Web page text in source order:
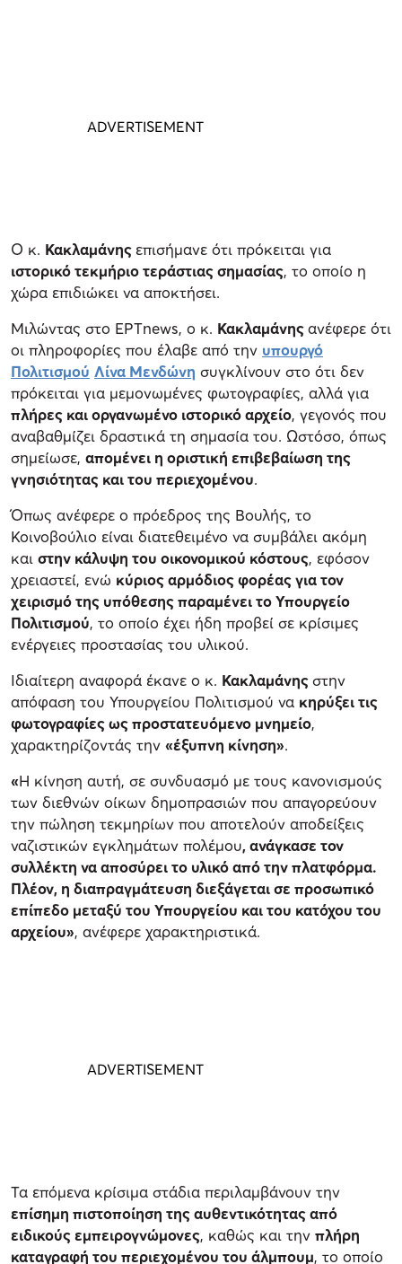
Ο κ. Κακλαμάνης επισήμανε ότι πρόκειται για
ιστορικό τεκμήριο τεράστιας σημασίας, το οποίο η
χώρα επιδιώκει να αποκτήσει.
Μιλώντας στο ΕΡΤnews, ο κ. Κακλαμάνηςανέφερε ότι
οι πληροφορίες που έλαβε από την υπουργό
Πολιτισμού Λίνα Μενδώνη συγκλίνουν στο ότι δεν
πρόκειται για μεμονωμένες φωτογραφίες, αλλά για
πλήρες και οργανωμένο ιστορικό αρχείο, γεγονός που
αναβαθμίζει δραστικά τη σημασία του. Ωστόσο, όπως
σημείωσε, απομένει η οριστική επιβεβαίωση της
γνησιότητας και του περιεχομένου.
Όπως ανέφερε ο πρόεδρος της Βουλής, το
Κοινοβούλιο είναι διατεθειμένο να συμβάλει ακόμη
και στην κάλυψη του οικονομικού κόστους, εφόσον
χρειαστεί, ενώ κύριος αρμόδιος φορέας για τον
χειρισμό της υπόθεσης παραμένει το Υπουργείο
Πολιτισμού, το οποίο έχει ήδη προβεί σε κρίσιμες
ενέργειες προστασίας του υλικού.
Ιδιαίτερη αναφορά έκανε ο κ. Κακλαμάνηςστην
απόφαση του Υπουργείου Πολιτισμού να κηρύξει τις
φωτογραφίες ως προστατευόμενο μνημείο,
χαρακτηρίζοντάς την «έξυπνη κίνηση».
«Η κίνηση αυτή, σε συνδυασμό με τους κανονισμούς
των διεθνών οίκων δημοπρασιών που απαγορεύουν
την πώληση τεκμηρίων που αποτελούν αποδείξεις
ναζιστικών εγκλημάτων πολέμου, ανάγκασε τον
συλλέκτη να αποσύρει το υλικό από την πλατφόρμα.
Πλέον, η διαπραγμάτευση διεξάγεται σε προσωπικό
επίπεδο μεταξύ του Υπουργείου και του κατόχου του
αρχείου», ανέφερε χαρακτηριστικά.
Τα επόμενα κρίσιμα στάδια περιλαμβάνουν την
επίσημη πιστοποίηση της αυθεντικότητας από
ειδικούς εμπειρογνώμονες, καθώς και την πλήρη
καταγραφή του περιεχομένου του άλμπουμ, το οποίο